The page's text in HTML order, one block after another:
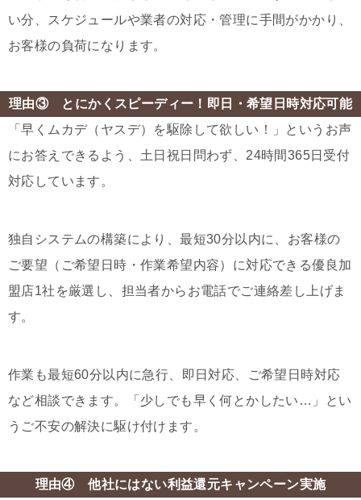
い分、スケジュールや業者の対応・管理に手間がかかり、
お客様の負荷になります。
理由③ とにかくスピーディー！即日・希望日時対応可能
「早くムカデ（ヤスデ）を駆除して欲しい！」というお声
にお答えできるよう、土日祝日問わず、24時間365日受付
対応しています。
独自システムの構築により、最短30分以内に、お客様の
ご要望（ご希望日時・作業希望内容）に対応できる優良加
盟店1社を厳選し、担当者からお電話でご連絡差し上げま
す。
作業も最短60分以内に急行、即日対応、ご希望日時対応
など相談できます。「少しでも早く何とかしたい…」とい
うご不安の解決に駆け付けます。
理由④ 他社にはない利益還元キャンペーン実施